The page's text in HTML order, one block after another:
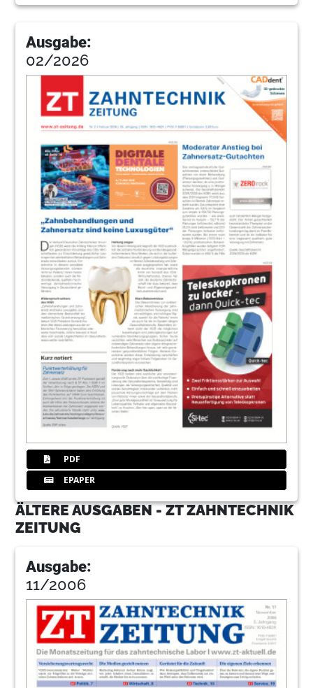
Ausgabe:
02/2026
PDF
EPAPER
ÄLTERE AUSGABEN - ZT ZAHNTECHNIK
ZEITUNG
Ausgabe:
11/2006